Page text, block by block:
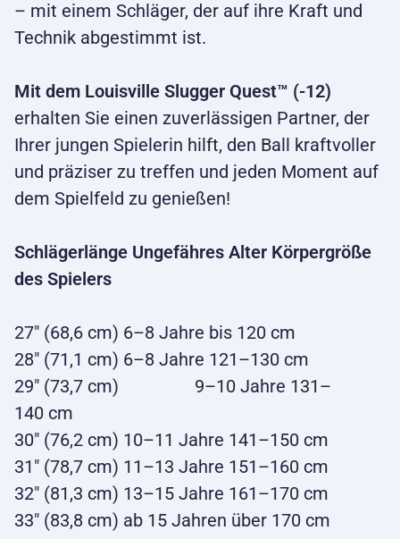
– mit einem Schläger, der auf ihre Kraft und
Technik abgestimmt ist.
Mit dem Louisville Slugger Quest™ (-12)
erhalten Sie einen zuverlässigen Partner, der
Ihrer jungen Spielerin hilft, den Ball kraftvoller
und präziser zu treffen und jeden Moment auf
dem Spielfeld zu genießen!
Schlägerlänge Ungefähres Alter Körpergröße
des Spielers
27" (68,6 cm) 6–8 Jahre bis 120 cm
28" (71,1 cm) 6–8 Jahre 121–130 cm
29" (73,7 cm) 9–10 Jahre 131–
140 cm
30" (76,2 cm) 10–11 Jahre 141–150 cm
31" (78,7 cm) 11–13 Jahre 151–160 cm
32" (81,3 cm) 13–15 Jahre 161–170 cm
33" (83,8 cm) ab 15 Jahren über 170 cm